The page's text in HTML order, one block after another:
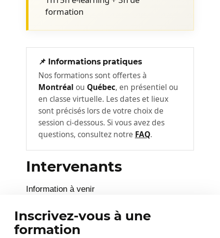
formation
📌 Informations pratiques
Nos formations sont offertes à
Montréal ou Québec, en présentiel ou
en classe virtuelle. Les dates et lieux
sont précisés lors de votre choix de
session ci-dessous. Si vous avez des
questions, consultez notre FAQ.
Intervenants
Information à venir
Inscrivez-vous à une
formation